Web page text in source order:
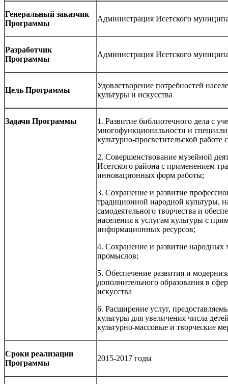
Генеральный заказчик
Программы
Администрация Исетского
Разработчик
Программы
Администрация Исетского
Цель Программы
Удовлетворение потребностей
культуры и искусства
Задачи Программы
1. Развитие библиотечного дела с
многофункциональности и
культурно-просветительской работе
2. Совершенствование музейной
Исетского района с применением
инновационных форм работы;
3. Сохранение и развитие
традиционной народной культуры,
самодеятельного творчества и
населения к услугам культуры с
информационных ресурсов;
4. Сохранение и развитие народных
промыслов;
5. Обеспечение развития и
дополнительного образования в
искусства
6. Расширение услуг,
культуры для увеличения числа
культурно-массовые и творческие
Сроки реализации
Программы
2015-2017 годы